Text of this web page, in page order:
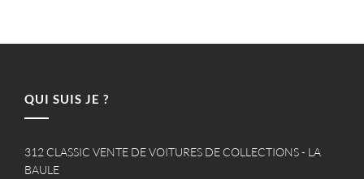
QUI SUIS JE ?
312 CLASSIC VENTE DE VOITURES DE COLLECTIONS - LA
BAULE